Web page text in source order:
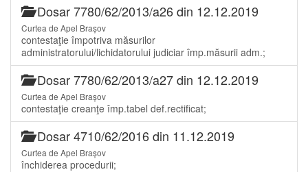
Dosar 7780/62/2013/a26 din 12.12.2019
Curtea de Apel Brașov
contestaţie împotriva măsurilor
administratorului/lichidatorului judiciar împ.măsurii adm.;
Dosar 7780/62/2013/a27 din 12.12.2019
Curtea de Apel Brașov
contestaţie creanţe împ.tabel def.rectificat;
Dosar 4710/62/2016 din 11.12.2019
Curtea de Apel Brașov
închiderea procedurii;